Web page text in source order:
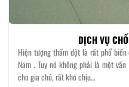
DỊCH VỤ
Hiện tượng thấm dột là rất phổ
Nam . Tuy nó không phải là một
cho gia chủ, rất khó chịu…